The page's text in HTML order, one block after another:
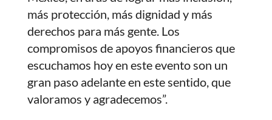
más protección, más dignidad y más
derechos para más gente. Los
compromisos de apoyos financieros que
escuchamos hoy en este evento son un
gran paso adelante en este sentido, que
valoramos y agradecemos”.